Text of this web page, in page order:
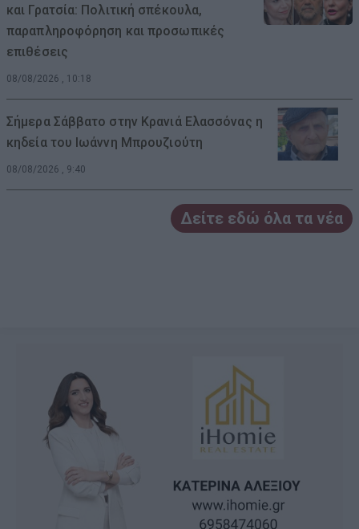
και Γρατσία: Πολιτική σπέκουλα,
παραπληροφόρηση και προσωπικές
επιθέσεις
08/08/2026 , 10:18
Σήμερα Σάββατο στην Κρανιά Ελασσόνας η
κηδεία του Ιωάννη Μπρουζιούτη
08/08/2026 , 9:40
Δείτε εδώ όλα τα νέα